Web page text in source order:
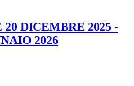
20 DICEMBRE 2025 -
2026